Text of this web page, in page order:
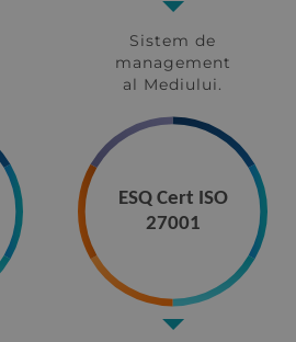
Sistem de
management
al Mediului.
ESQ Cert ISO
27001